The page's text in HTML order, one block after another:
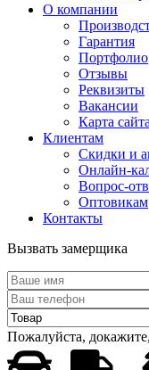
О компании
Гарантия
Портфолио
Отзывы
Реквизиты
Вакансии
Карта сайта
Клиентам
Скидки и
Онлайн-
Вопрос-
Оптовикам
Контакты
Вызвать замерщика
Пожалуйста,